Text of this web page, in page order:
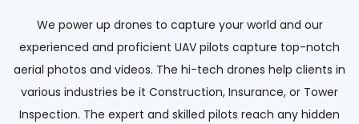
We power up drones to capture your world and our
experienced and proficient UAV pilots capture top-notch
aerial photos and videos. The hi-tech drones help clients in
various industries be it Construction, Insurance, or Tower
Inspection. The expert and skilled pilots reach any hidden